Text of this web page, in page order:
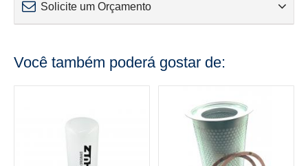
Solicite um Orçamento
Você também poderá gostar de: